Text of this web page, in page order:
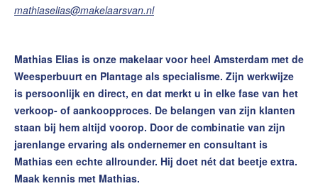
mathiaselias@makelaarsvan.nl
Mathias Elias is onze makelaar voor heel Amsterdam met de
Weesperbuurt en Plantage als specialisme. Zijn werkwijze
is persoonlijk en direct, en dat merkt u in elke fase van het
verkoop- of aankoopproces. De belangen van zijn klanten
staan bij hem altijd voorop. Door de combinatie van zijn
jarenlange ervaring als ondernemer en consultant is
Mathias een echte allrounder. Hij doet nét dat beetje extra.
Maak kennis met Mathias.